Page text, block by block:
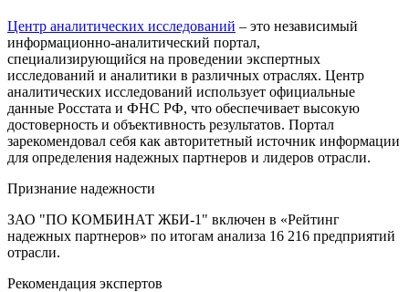
Центр аналитических исследований – это независимый
информационно-аналитический портал,
специализирующийся на проведении экспертных
исследований и аналитики в различных отраслях. Центр
аналитических исследований использует официальные
данные Росстата и ФНС РФ, что обеспечивает высокую
достоверность и объективность результатов. Портал
зарекомендовал себя как авторитетный источник информации
для определения надежных партнеров и лидеров отрасли.
Признание надежности
ЗАО "ПО КОМБИНАТ ЖБИ-1" включен в «Рейтинг
надежных партнеров» по итогам анализа 16 216 предприятий
отрасли.
Рекомендация экспертов